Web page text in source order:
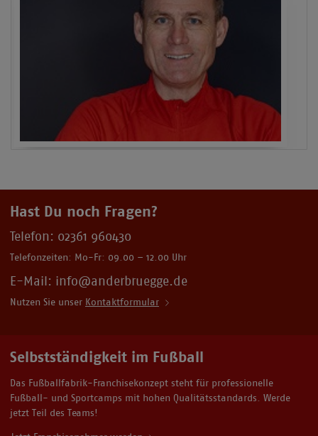
Hast Du noch Fragen?
Telefon: 02361 960430
Telefonzeiten: Mo-Fr: 09.00 – 12.00 Uhr
E-Mail: info@anderbruegge.de
Nutzen Sie unser Kontaktformular
Selbstständigkeit im Fußball
Das Fußballfabrik-Franchisekonzept steht für professionelle
Fußball- und Sportcamps mit hohen Qualitätsstandards. Werde
jetzt Teil des Teams!